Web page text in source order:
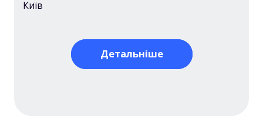
Київ
Детальніше